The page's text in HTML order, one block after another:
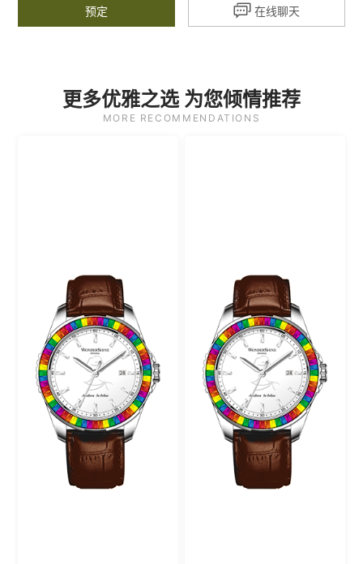
预定  在线聊天
更多优雅之选 为您倾情推荐
MORE RECOMMENDATIONS